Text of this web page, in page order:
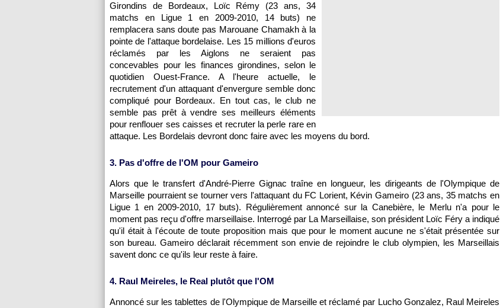
Girondins de Bordeaux, Loïc Rémy (23 ans, 34
matchs en Ligue 1 en 2009-2010, 14 buts) ne
remplacera sans doute pas Marouane Chamakh à la
pointe de l'attaque bordelaise. Les 15 millions d'euros
réclamés par les Aiglons ne seraient pas
concevables pour les finances girondines, selon le
quotidien Ouest-France. A l'heure actuelle, le
recrutement d'un attaquant d'envergure semble donc
compliqué pour Bordeaux. En tout cas, le club ne
semble pas prêt à vendre ses meilleurs éléments
pour renflouer ses caisses et recruter la perle rare en
attaque. Les Bordelais devront donc faire avec les moyens du bord.
3. Pas d'offre de l'OM pour Gameiro
Alors que le transfert d'André-Pierre Gignac traîne en longueur, les dirigeants de l'Olympique de
Marseille pourraient se tourner vers l'attaquant du FC Lorient, Kévin Gameiro (23 ans, 35 matchs en
Ligue 1 en 2009-2010, 17 buts). Régulièrement annoncé sur la Canebière, le Merlu n'a pour le
moment pas reçu d'offre marseillaise. Interrogé par La Marseillaise, son président Loïc Féry a indiqué
qu'il était à l'écoute de toute proposition mais que pour le moment aucune ne s'était présentée sur
son bureau. Gameiro déclarait récemment son envie de rejoindre le club olympien, les Marseillais
savent donc ce qu'ils leur reste à faire.
4. Raul Meireles, le Real plutôt que l'OM
Annoncé sur les tablettes de l'Olympique de Marseille et réclamé par Lucho Gonzalez, Raul Meireles